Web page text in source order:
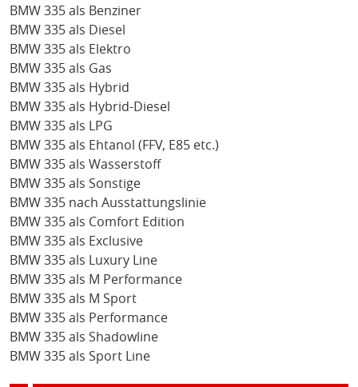
BMW 335 als Benziner
BMW 335 als Diesel
BMW 335 als Elektro
BMW 335 als Gas
BMW 335 als Hybrid
BMW 335 als Hybrid-Diesel
BMW 335 als LPG
BMW 335 als Ehtanol (FFV, E85 etc.)
BMW 335 als Wasserstoff
BMW 335 als Sonstige
BMW 335 nach Ausstattungslinie
BMW 335 als Comfort Edition
BMW 335 als Exclusive
BMW 335 als Luxury Line
BMW 335 als M Performance
BMW 335 als M Sport
BMW 335 als Performance
BMW 335 als Shadowline
BMW 335 als Sport Line